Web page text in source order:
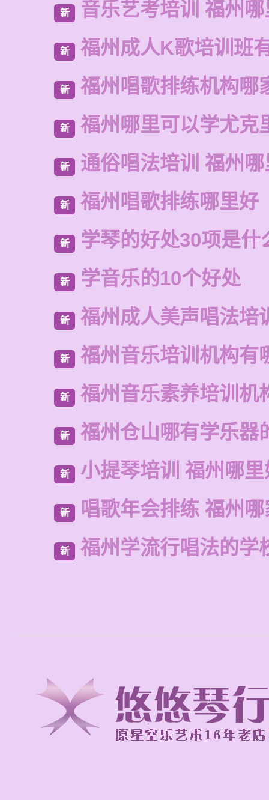
新 音乐艺考培训 福州
新 福州成人K歌培训班
新 福州唱歌排练机构哪
新 福州哪里可以学尤克
新 通俗唱法培训 福州
新 福州唱歌排练哪里好
新 学琴的好处30项是什
新 学音乐的10个好处
新 福州成人美声唱法培
新 福州音乐培训机构有
新 福州音乐素养培训机
新 福州仓山哪有学乐器
新 小提琴培训 福州哪
新 唱歌年会排练 福州
新 福州学流行唱法的学